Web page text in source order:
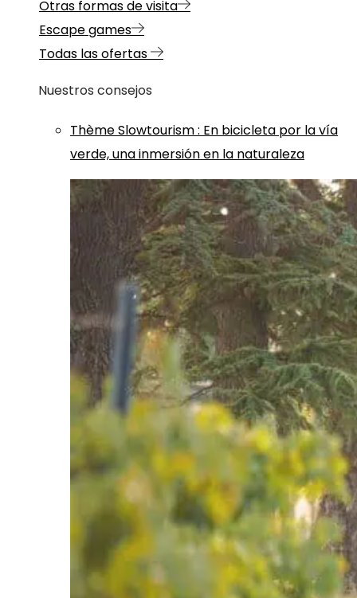
Otras formas de visita
Escape games
Todas las ofertas
Nuestros consejos
ThèmeSlowtourism: En bicicleta por la vía
verde, una inmersión en la naturaleza